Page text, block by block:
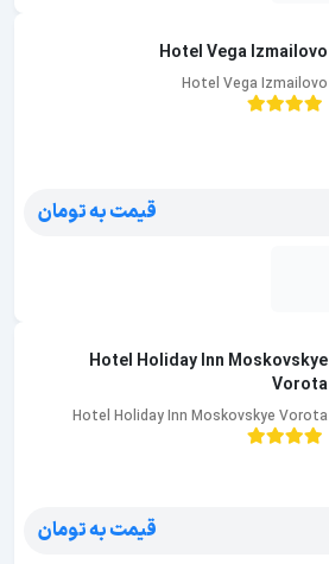
Hotel Vega Izmailovo
Hotel Vega Izmailovo
قیمت به تومان
Hotel Holiday Inn Moskovskye
Vorota
Hotel Holiday Inn Moskovskye Vorota
قیمت به تومان